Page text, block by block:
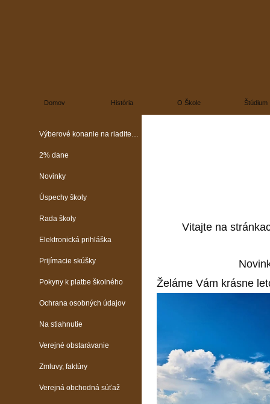
Domov História O Škole Štúdium
Výberové konanie na riaditeľa školy
2% dane
Novinky
Úspechy školy
Rada školy
Elektronická prihláška
Prijímacie skúšky
Pokyny k platbe školného
Ochrana osobných údajov
Na stiahnutie
Verejné obstarávanie
Zmluvy, faktúry
Verejná obchodná súťaž
Vitajte na
Želáme Vám krásne